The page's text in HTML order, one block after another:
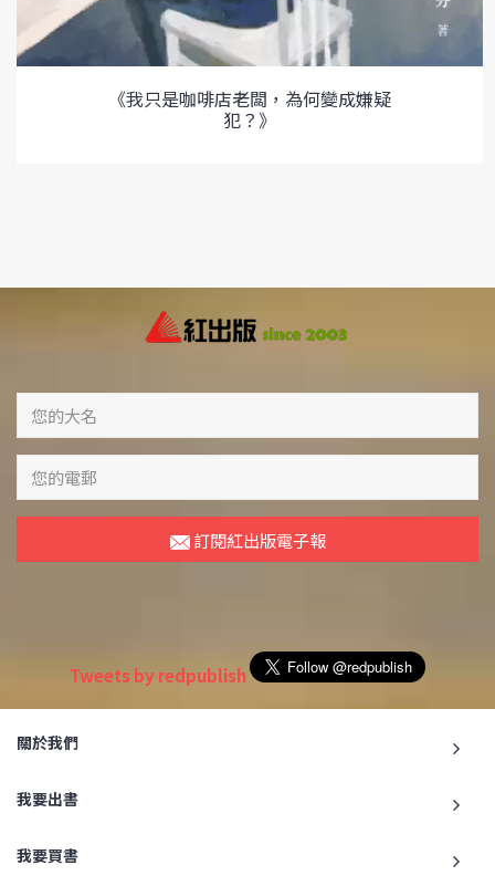
《我只是咖啡店老闆，為何變成嫌疑
犯？》
訂閱紅出版電子報
Tweets by redpublish
關於我們
我要出書
我要買書